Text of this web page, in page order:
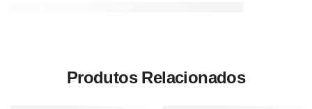
Produtos Relacionados